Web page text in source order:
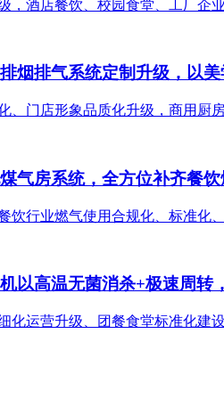
，酒店餐饮、校园食堂、工厂企
烟排气系统定制升级，以
、门店形象品质化升级，商用厨
气房系统，全方位补齐餐
饮行业燃气使用合规化、标准化
以高温无菌消杀+极速周转
化运营升级、团餐食堂标准化建